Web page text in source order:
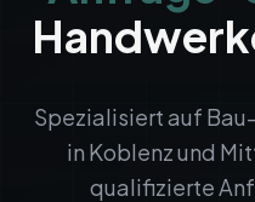
Spezialisiert auf
in Koblenzund
qualifizierte